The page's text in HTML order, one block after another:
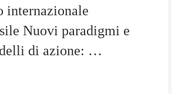
internazionale
Nuovi paradigmi e
di azione: …